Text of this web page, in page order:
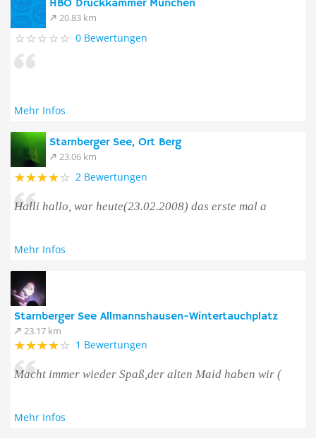
HBO Druckkammer München
20.83 km
0 Bewertungen
Mehr Infos
Starnberger See, Ort Berg
23.06 km
2 Bewertungen
Halli hallo, war heute(23.02.2008) das erste mal a
Mehr Infos
Starnberger See Allmannshausen-Wintertauchplatz
23.17 km
1 Bewertungen
Macht immer wieder Spaß,der alten Maid haben wir (
Mehr Infos